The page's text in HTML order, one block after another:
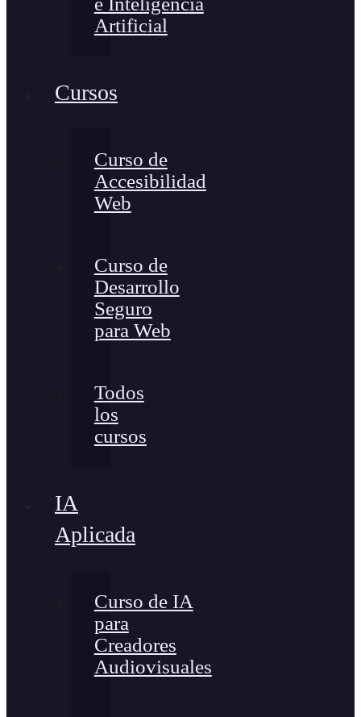
Artificial
Cursos
Curso de
Accesibilidad
Web
Curso de
Desarrollo
Seguro
para Web
Todos
los
cursos
IA
Aplicada
Curso de IA
para
Creadores
Audiovisuales